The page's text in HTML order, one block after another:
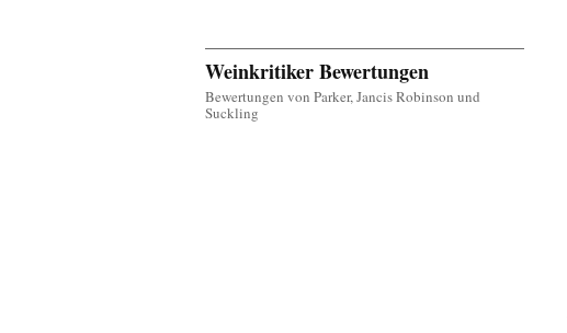
Weinkritiker Bewertungen
Bewertungen von Parker, Jancis Robinson und
Suckling